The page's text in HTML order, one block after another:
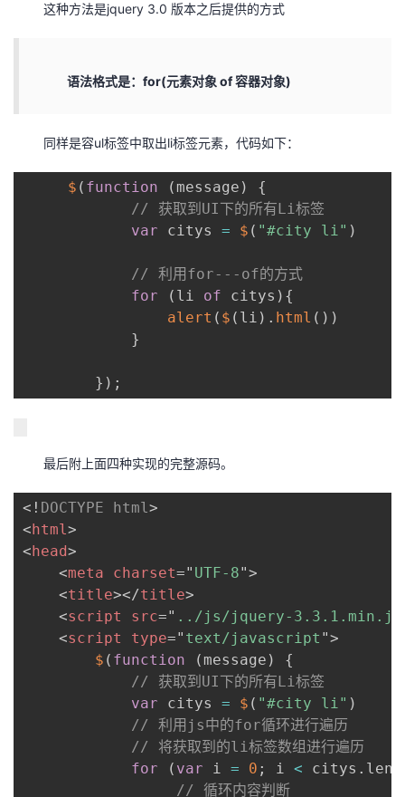
这种方法是jquery 3.0 版本之后提供的方式
语法格式是：for(元素对象 of 容器对象)
同样是容ul标签中取出li标签元素，代码如下：
$ ( function ( message )
{
// 获取到UI下的所有Li标签
var citys = $ ( "#city li" )
// 利用for---of的方式
for
( li of citys ) {
alert ( $ ( li ) . html ( ) )
}
} ) ;
最后附上面四种实现的完整源码。
<! DOCTYPE html>
<html>
<head>
<meta charset=" UTF-8">
<title></title>
<script src=" ../js/jquery-3.3.1.min.js
<script type=" text/javascript ">
$ ( function ( message )
{
// 获取到UI下的所有Li标签
var citys = $ ( "#city li" )
// 利用js中的for循环进行遍历
// 将获取到的li标签数组进行遍历
for
( var i = 0 ; i < citys .
// 循环内容判断